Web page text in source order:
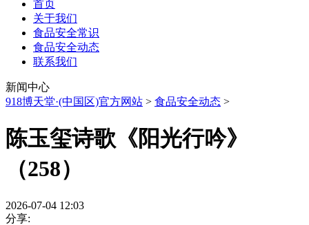
首页
关于我们
食品安全常识
食品安全动态
联系我们
新闻中心
918博天堂·(中国区)官方网站 > 食品安全动态 >
陈玉玺诗歌《阳光行吟》
（258）
2026-07-04 12:03
分享: